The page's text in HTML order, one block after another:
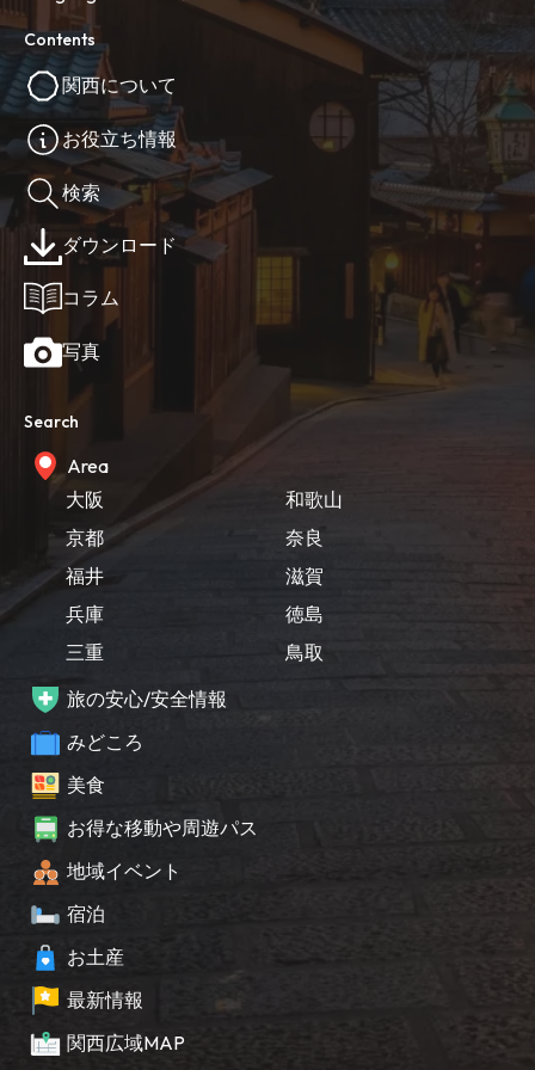
Contents
関西について
お役立ち情報
検索
ダウンロード
コラム
写真
Search
Area
大阪
京都
福井
兵庫
三重
和歌山
奈良
滋賀
徳島
鳥取
旅の安心/安全情報
みどころ
美食
お得な移動や周遊パス
地域イベント
宿泊
お土産
最新情報
関西広域MAP